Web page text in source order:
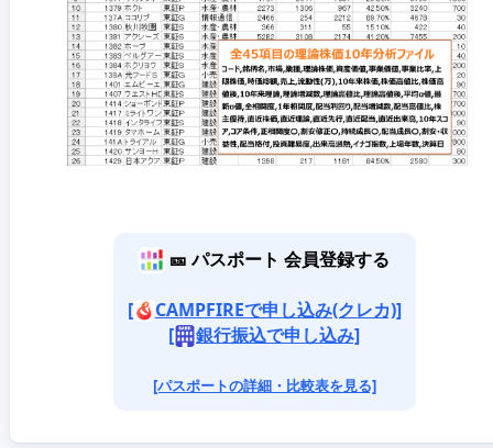
🎫 パスポート 会員登録する
[
CAMPFIREで申し込み(クレカ)]
[
銀行振込で申し込み]
[パスポートの詳細・比較表を見る]